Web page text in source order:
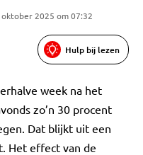
2025 om 07:32
Hulp bij lezen
week na het
zo’n 30 procent
Dat blijkt uit een
Het effect van de